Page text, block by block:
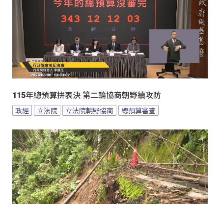
115年總預算拚表決 第二輪協商朝野續攻防
政經 立法院 立法院朝野協商 總預算審查